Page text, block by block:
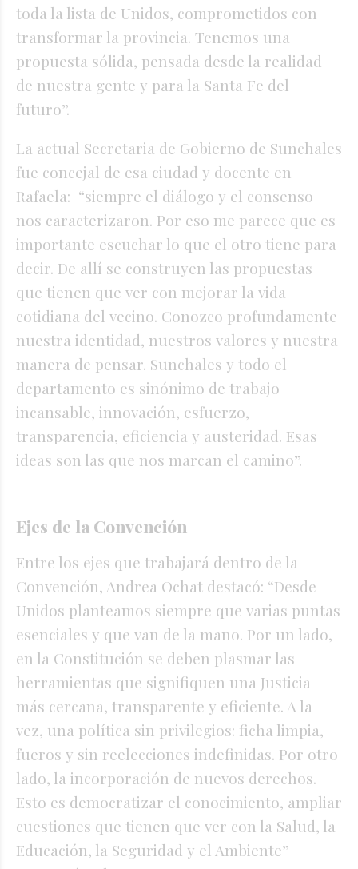
toda la lista de Unidos, comprometidos con
transformar la provincia. Tenemos una
propuesta sólida, pensada desde la realidad
de nuestra gente y para la Santa Fe del
futuro”.
La actual Secretaria de Gobierno de Sunchales
fue concejal de esa ciudad y docente en
Rafaela: “siempre el diálogo y el consenso
nos caracterizaron. Por eso me parece que es
importante escuchar lo que el otro tiene para
decir. De allí se construyen las propuestas
que tienen que ver con mejorar la vida
cotidiana del vecino. Conozco profundamente
nuestra identidad, nuestros valores y nuestra
manera de pensar. Sunchales y todo el
departamento es sinónimo de trabajo
incansable, innovación, esfuerzo,
transparencia, eficiencia y austeridad. Esas
ideas son las que nos marcan el camino”.
Ejes de la Convención
Entre los ejes que trabajará dentro de la
Convención, Andrea Ochat destacó: “Desde
Unidos planteamos siempre que varias puntas
esenciales y que van de la mano. Por un lado,
en la Constitución se deben plasmar las
herramientas que signifiquen una Justicia
más cercana, transparente y eficiente. A la
vez, una política sin privilegios: ficha limpia,
fueros y sin reelecciones indefinidas. Por otro
lado, la incorporación de nuevos derechos.
Esto es democratizar el conocimiento, ampliar
cuestiones que tienen que ver con la Salud, la
Educación, la Seguridad y el Ambiente”